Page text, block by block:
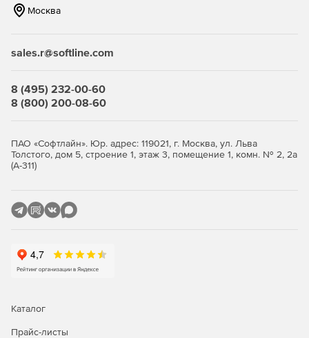
Москва
sales.r@softline.com
8 (495) 232-00-60
8 (800) 200-08-60
ПАО «Софтлайн». Юр. адрес: 119021, г. Москва, ул. Льва
Толстого, дом 5, строение 1, этаж 3, помещение 1, комн. № 2, 2а
(А-311)
Каталог
Прайс-листы